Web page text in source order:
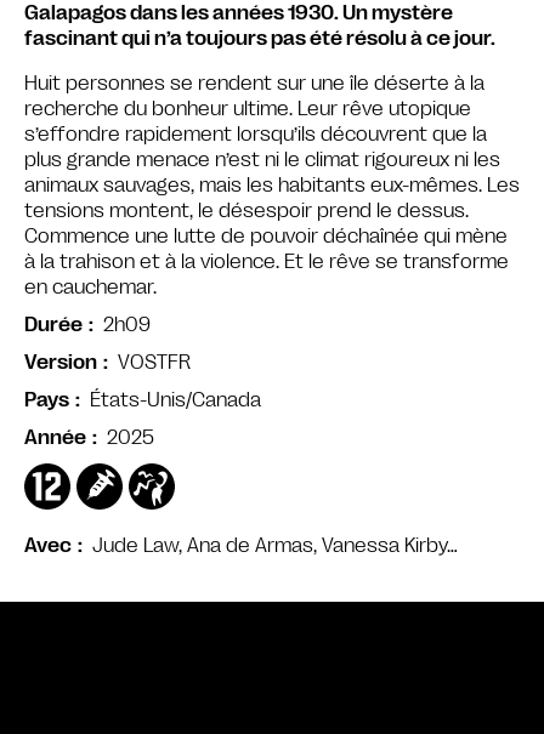
Avec Jude Law, Ana de Armas, Vanessa Kirby…
Galapagos dans les années 1930. Un mystère
fascinant qui n’a toujours pas été résolu à ce jour.
Huit personnes se rendent sur une île déserte à la
recherche du bonheur ultime. Leur rêve utopique
s’effondre rapidement lorsqu’ils découvrent que la
plus grande menace n’est ni le climat rigoureux ni les
animaux sauvages, mais les habitants eux-mêmes. Les
tensions montent, le désespoir prend le dessus.
Commence une lutte de pouvoir déchaînée qui mène
à la trahison et à la violence. Et le rêve se transforme
en cauchemar.
Durée
2h09
Version
VOSTFR
Pays
États-Unis/Canada
Année
2025